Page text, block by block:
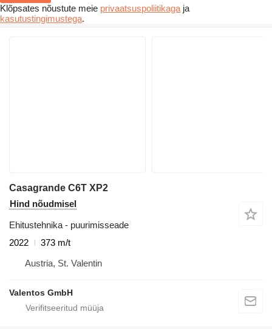
Klõpsates nõustute meie privaatsuspoliitikaga ja
kasutustingimustega.
Casagrande C6T XP2
Hind nõudmisel
Ehitustehnika - puurimisseade
2022
373 m/t
Austria, St. Valentin
Valentos GmbH